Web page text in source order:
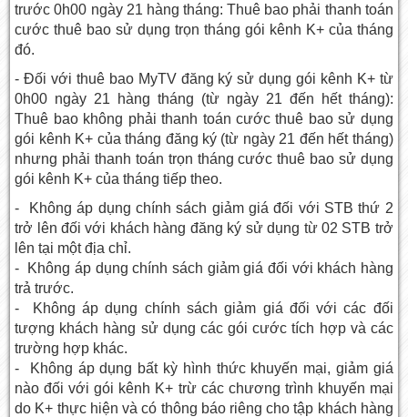
trước 0h00 ngày 21 hàng tháng: Thuê bao phải thanh toán
cước thuê bao sử dụng trọn tháng gói kênh K+ của tháng
đó.
- Đối với thuê bao MyTV đăng ký sử dụng gói kênh K+ từ
0h00 ngày 21 hàng tháng (từ ngày 21 đến hết tháng):
Thuê bao không phải thanh toán cước thuê bao sử dụng
gói kênh K+ của tháng đăng ký (từ ngày 21 đến hết tháng)
nhưng phải thanh toán trọn tháng cước thuê bao sử dụng
gói kênh K+ của tháng tiếp theo.
- Không áp dụng chính sách giảm giá đối với STB thứ 2
trở lên đối với khách hàng đăng ký sử dụng từ 02 STB trở
lên tại một địa chỉ.
- Không áp dụng chính sách giảm giá đối với khách hàng
trả trước.
- Không áp dụng chính sách giảm giá đối với các đối
tượng khách hàng sử dụng các gói cước tích hợp và các
trường hợp khác.
- Không áp dụng bất kỳ hình thức khuyến mại, giảm giá
nào đối với gói kênh K+ trừ các chương trình khuyến mại
do K+ thực hiện và có thông báo riêng cho tập khách hàng